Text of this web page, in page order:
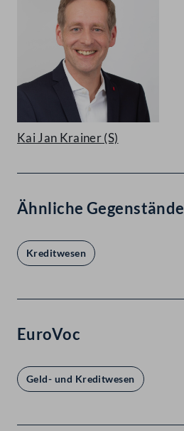
Kai Jan Krainer(S)
Ähnliche Gegenstände
Kreditwesen
EuroVoc
Geld- und Kreditwesen